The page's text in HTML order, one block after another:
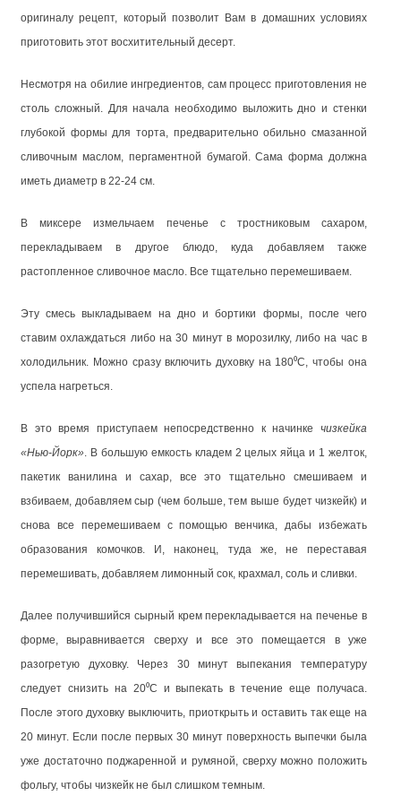
оригиналу рецепт, который позволит Вам в домашних условиях
приготовить этот восхитительный десерт.
Несмотря на обилие ингредиентов, сам процесс приготовления не
столь сложный. Для начала необходимо выложить дно и стенки
глубокой формы для торта, предварительно обильно смазанной
сливочным маслом, пергаментной бумагой. Сама форма должна
иметь диаметр в 22-24 см.
В миксере измельчаем печенье с тростниковым сахаром,
перекладываем в другое блюдо, куда добавляем также
растопленное сливочное масло. Все тщательно перемешиваем.
Эту смесь выкладываем на дно и бортики формы, после чего
ставим охлаждаться либо на 30 минут в морозилку, либо на час в
холодильник. Можно сразу включить духовку на 180⁰С, чтобы она
успела нагреться.
В это время приступаем непосредственно к начинке чизкейка
«Нью-Йорк» . В большую емкость кладем 2 целых яйца и 1 желток,
пакетик ванилина и сахар, все это тщательно смешиваем и
взбиваем, добавляем сыр (чем больше, тем выше будет чизкейк) и
снова все перемешиваем с помощью венчика, дабы избежать
образования комочков. И, наконец, туда же, не переставая
перемешивать, добавляем лимонный сок, крахмал, соль и сливки.
Далее получившийся сырный крем перекладывается на печенье в
форме, выравнивается сверху и все это помещается в уже
разогретую духовку. Через 30 минут выпекания температуру
следует снизить на 20⁰С и выпекать в течение еще получаса.
После этого духовку выключить, приоткрыть и оставить так еще на
20 минут. Если после первых 30 минут поверхность выпечки была
уже достаточно поджаренной и румяной, сверху можно положить
фольгу, чтобы чизкейк не был слишком темным.